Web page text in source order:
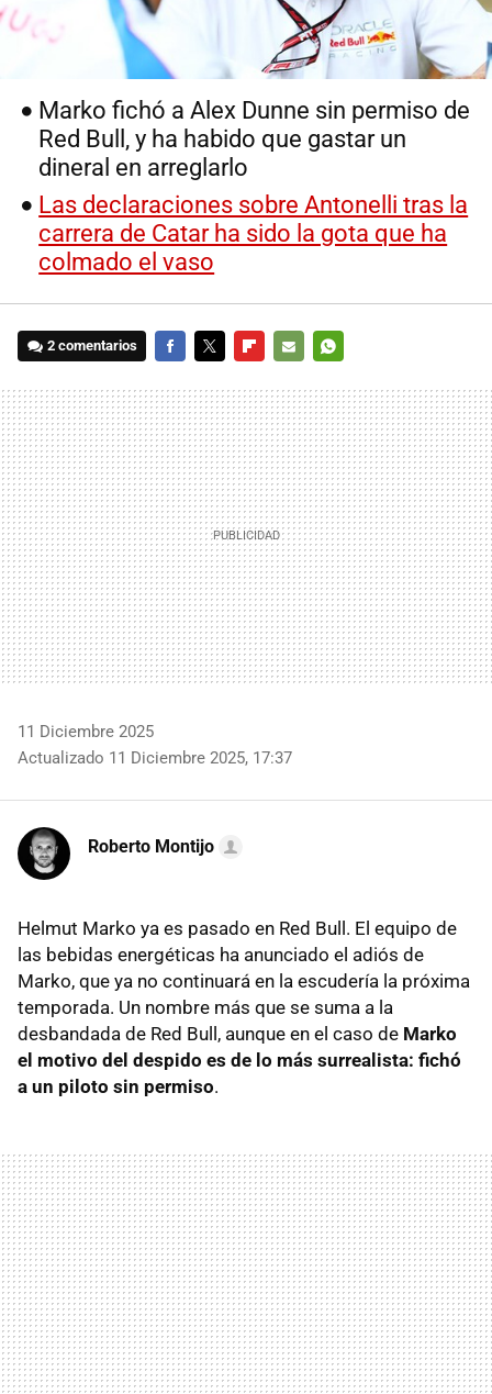
Marko fichó a Alex Dunne sin permiso de
Red Bull, y ha habido que gastar un
dineral en arreglarlo
Las declaraciones sobre Antonelli tras la
carrera de Catar ha sido la gota que ha
colmado el vaso
2 comentarios
MAIL
11 Diciembre 2025
Actualizado 11 Diciembre 2025, 17:37
Roberto Montijo
Helmut Marko ya es pasado en Red Bull. El equipo de
las bebidas energéticas ha anunciado el adiós de
Marko, que ya no continuará en la escudería la próxima
temporada. Un nombre más que se suma a la
desbandada de Red Bull, aunque en el caso de Marko
el motivo del despido es de lo más surrealista: fichó
a un piloto sin permiso.